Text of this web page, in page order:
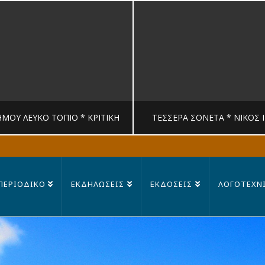
ΛΕΥΚΟ ΤΟΠΙΟ * ΚΡΙΤΙΚΉ
MANDRAGORAS
23 ΙΟΥΛΊΟΥ, 2026
ΤΈΣΣΕΡΑ ΣΟΝΈΤΑ * ΝΊΚΟΣ
ΕΚΔΗΛΩΣΕΙΣ ΕΚΔΟΣΕΙΣ